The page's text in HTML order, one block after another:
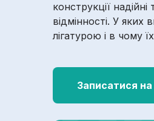
конструкції
відмінності. У
лігатурою і в чому
Записатися